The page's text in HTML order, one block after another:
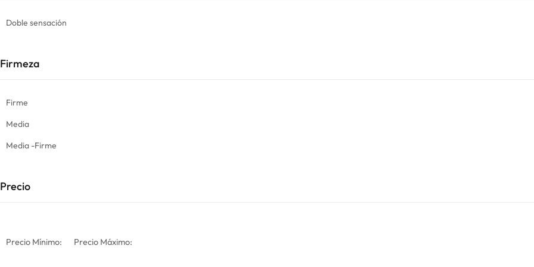
Doble sensación
Firmeza
Firme
Media
Media -Firme
Precio
Precio Mínimo: Precio Máximo: